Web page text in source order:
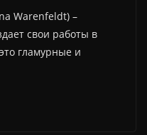
Warenfeldt) –
свои работы в
гламурные и